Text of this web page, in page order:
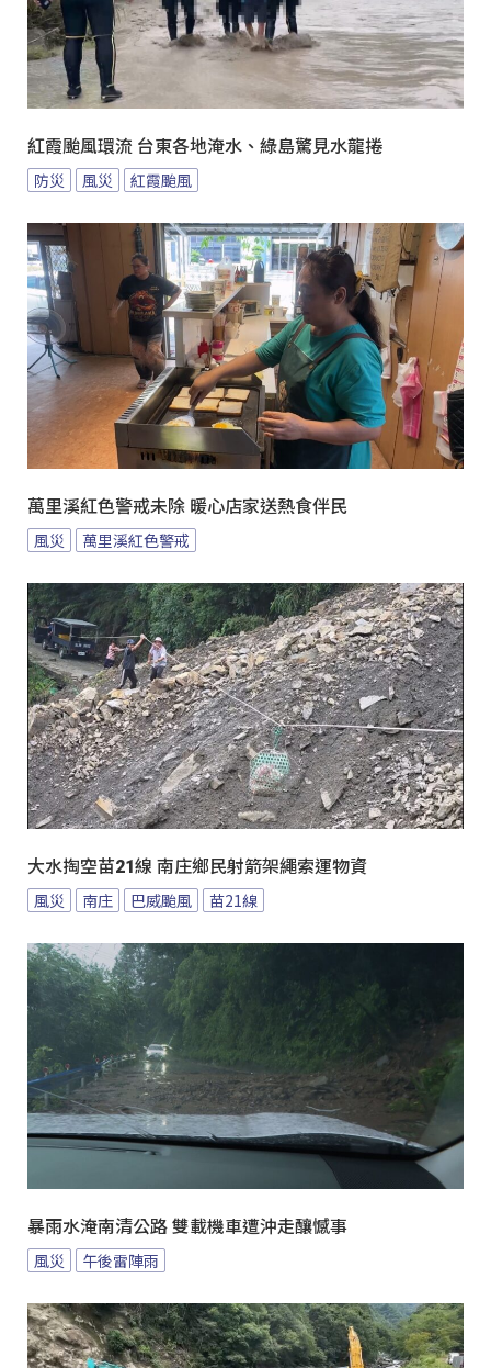
紅霞颱風環流 台東各地淹水、綠島驚見水龍捲
防災 風災 紅霞颱風
萬里溪紅色警戒未除 暖心店家送熱食伴民
風災 萬里溪紅色警戒
大水掏空苗21線 南庄鄉民射箭架繩索運物資
風災 南庄 巴威颱風 苗21線
暴雨水淹南清公路 雙載機車遭沖走釀憾事
風災 午後雷陣雨